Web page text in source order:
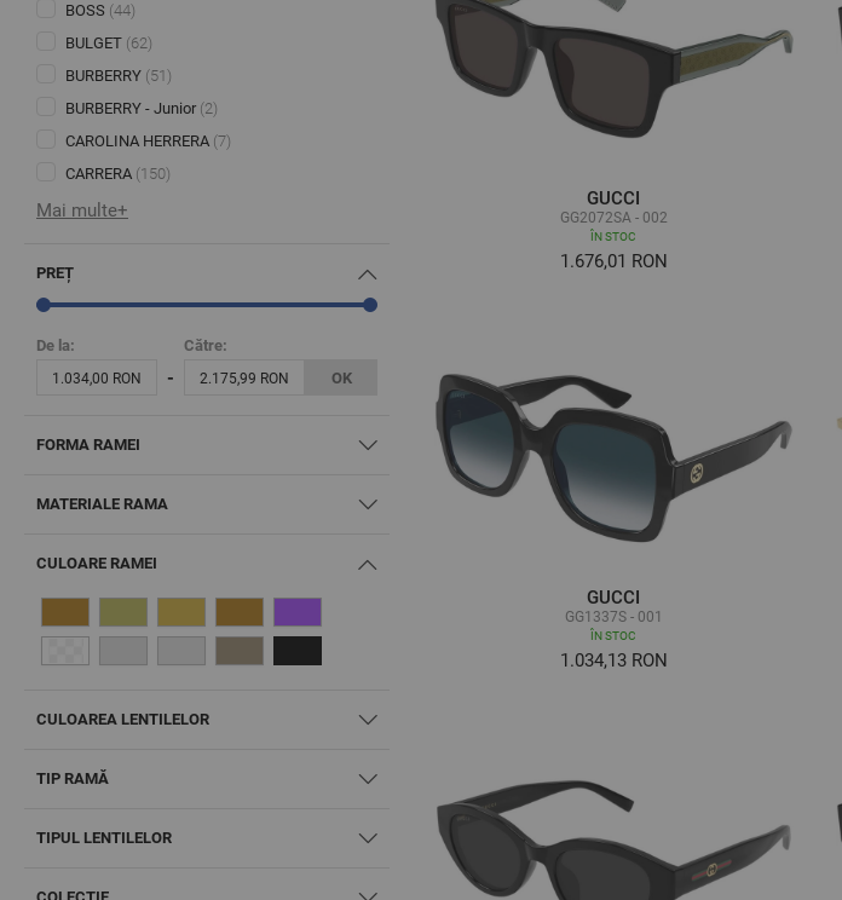
BOSS (44)
BULGET (62)
BURBERRY (51)
BURBERRY - Junior (2)
CAROLINA HERRERA (7)
CARRERA (150)
Mai multe+
PREȚ
De la:
1.034,00 RON -
Către:
2.175,99 RON OK
FORMA RAMEI
MATERIALE RAMA
CULOARE RAMEI
CULOAREA LENTILELOR
TIP RAMĂ
TIPUL LENTILELOR
GUCCI
GG2072SA - 002
ÎN STOC
1.676,01 RON
GUCCI
GG1337S - 001
ÎN STOC
1.034,13 RON